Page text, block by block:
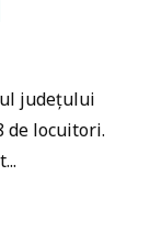
județului
de locuitori.